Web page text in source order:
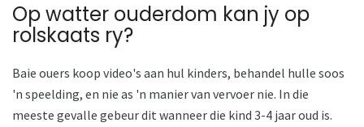
Op watter ouderdom kan jy op
rolskaats ry?
Baie ouers koop video's aan hul kinders, behandel hulle soos
'n speelding, en nie as 'n manier van vervoer nie. In die
meeste gevalle gebeur dit wanneer die kind 3-4 jaar oud is.